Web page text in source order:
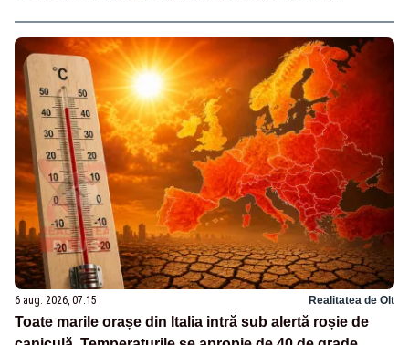
6 aug. 2026, 07:15 Realitatea de Olt
Toate marile orașe din Italia intră sub alertă roșie de